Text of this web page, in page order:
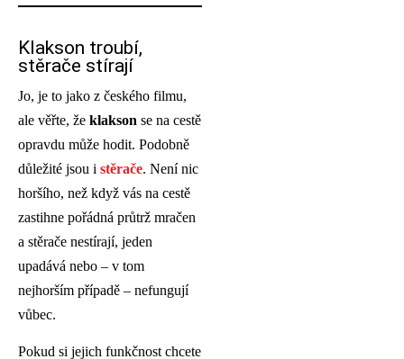
Klakson troubí,
stěrače stírají
Jo, je to jako z českého filmu,
ale věřte, že klakson se na cestě
opravdu může hodit. Podobně
důležité jsou i stěrače. Není nic
horšího, než když vás na cestě
zastihne pořádná průtrž mračen
a stěrače nestírají, jeden
upadává nebo – v tom
nejhorším případě – nefungují
vůbec.
Pokud si jejich funkčnost chcete